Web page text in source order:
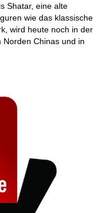
Shatar, eine alte
wie das klassische
wird heute noch in der
Chinas und in